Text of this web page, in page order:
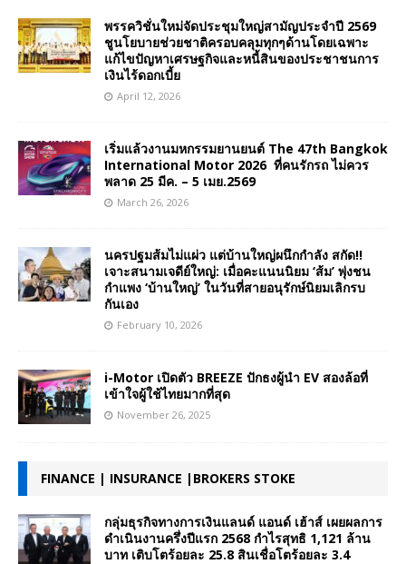
พรรควิชั่นใหม่จัดประชุมใหญ่สามัญประจำปี 2569
ชูนโยบายช่วยชาติครอบคลุมทุกๆด้านโดยเฉพาะ
แก้ไขปัญหาเศรษฐกิจและหนี้สินของประชาชนการ
เงินไร้ดอกเบี้ย
April 12, 2026
เริ่มแล้วงานมหกรรมยานยนต์ The 47th Bangkok
International Motor 2026 ที่คนรักรถ ไม่ควร
พลาด 25 มีค. – 5 เมย.2569
March 26, 2026
นครปฐมส้มไม่แผ่ว แต่บ้านใหญ่ผนึกกำลัง สกัด!!
เจาะสนามเจดีย์ใหญ่: เมื่อคะแนนนิยม ‘ส้ม’ พุ่งชน
กำแพง ‘บ้านใหญ่’ ในวันที่สายอนุรักษ์นิยมเลิกรบ
กันเอง
February 10, 2026
i-Motor เปิดตัว BREEZE ปักธงผู้นำ EV สองล้อที่
เข้าใจผู้ใช้ไทยมากที่สุด
November 26, 2025
FINANCE | INSURANCE |BROKERS STOKE
กลุ่มธุรกิจทางการเงินแลนด์ แอนด์ เฮ้าส์ เผยผลการ
ดำเนินงานครึ่งปีแรก 2568 กำไรสุทธิ 1,121 ล้าน
บาท เติบโตร้อยละ 25.8 สินเชื่อโตร้อยละ 3.4